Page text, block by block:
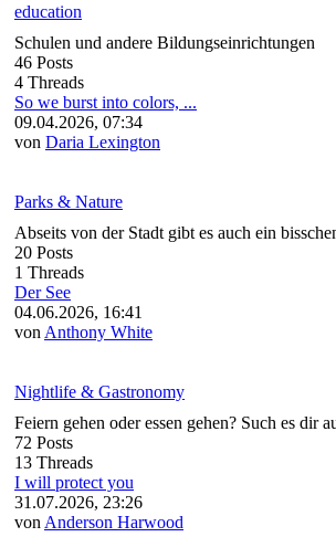
education
Schulen und andere Bildungseinrichtungen
46 Posts
4 Threads
So we burst into colors, ...
09.04.2026, 07:34
von Daria Lexington
Parks & Nature
Abseits von der Stadt gibt es auch ein
20 Posts
1 Threads
Der See
04.06.2026, 16:41
von Anthony White
Nightlife & Gastronomy
Feiern gehen oder essen gehen? Such es dir
72 Posts
13 Threads
I will protect you
31.07.2026, 23:26
von Anderson Harwood